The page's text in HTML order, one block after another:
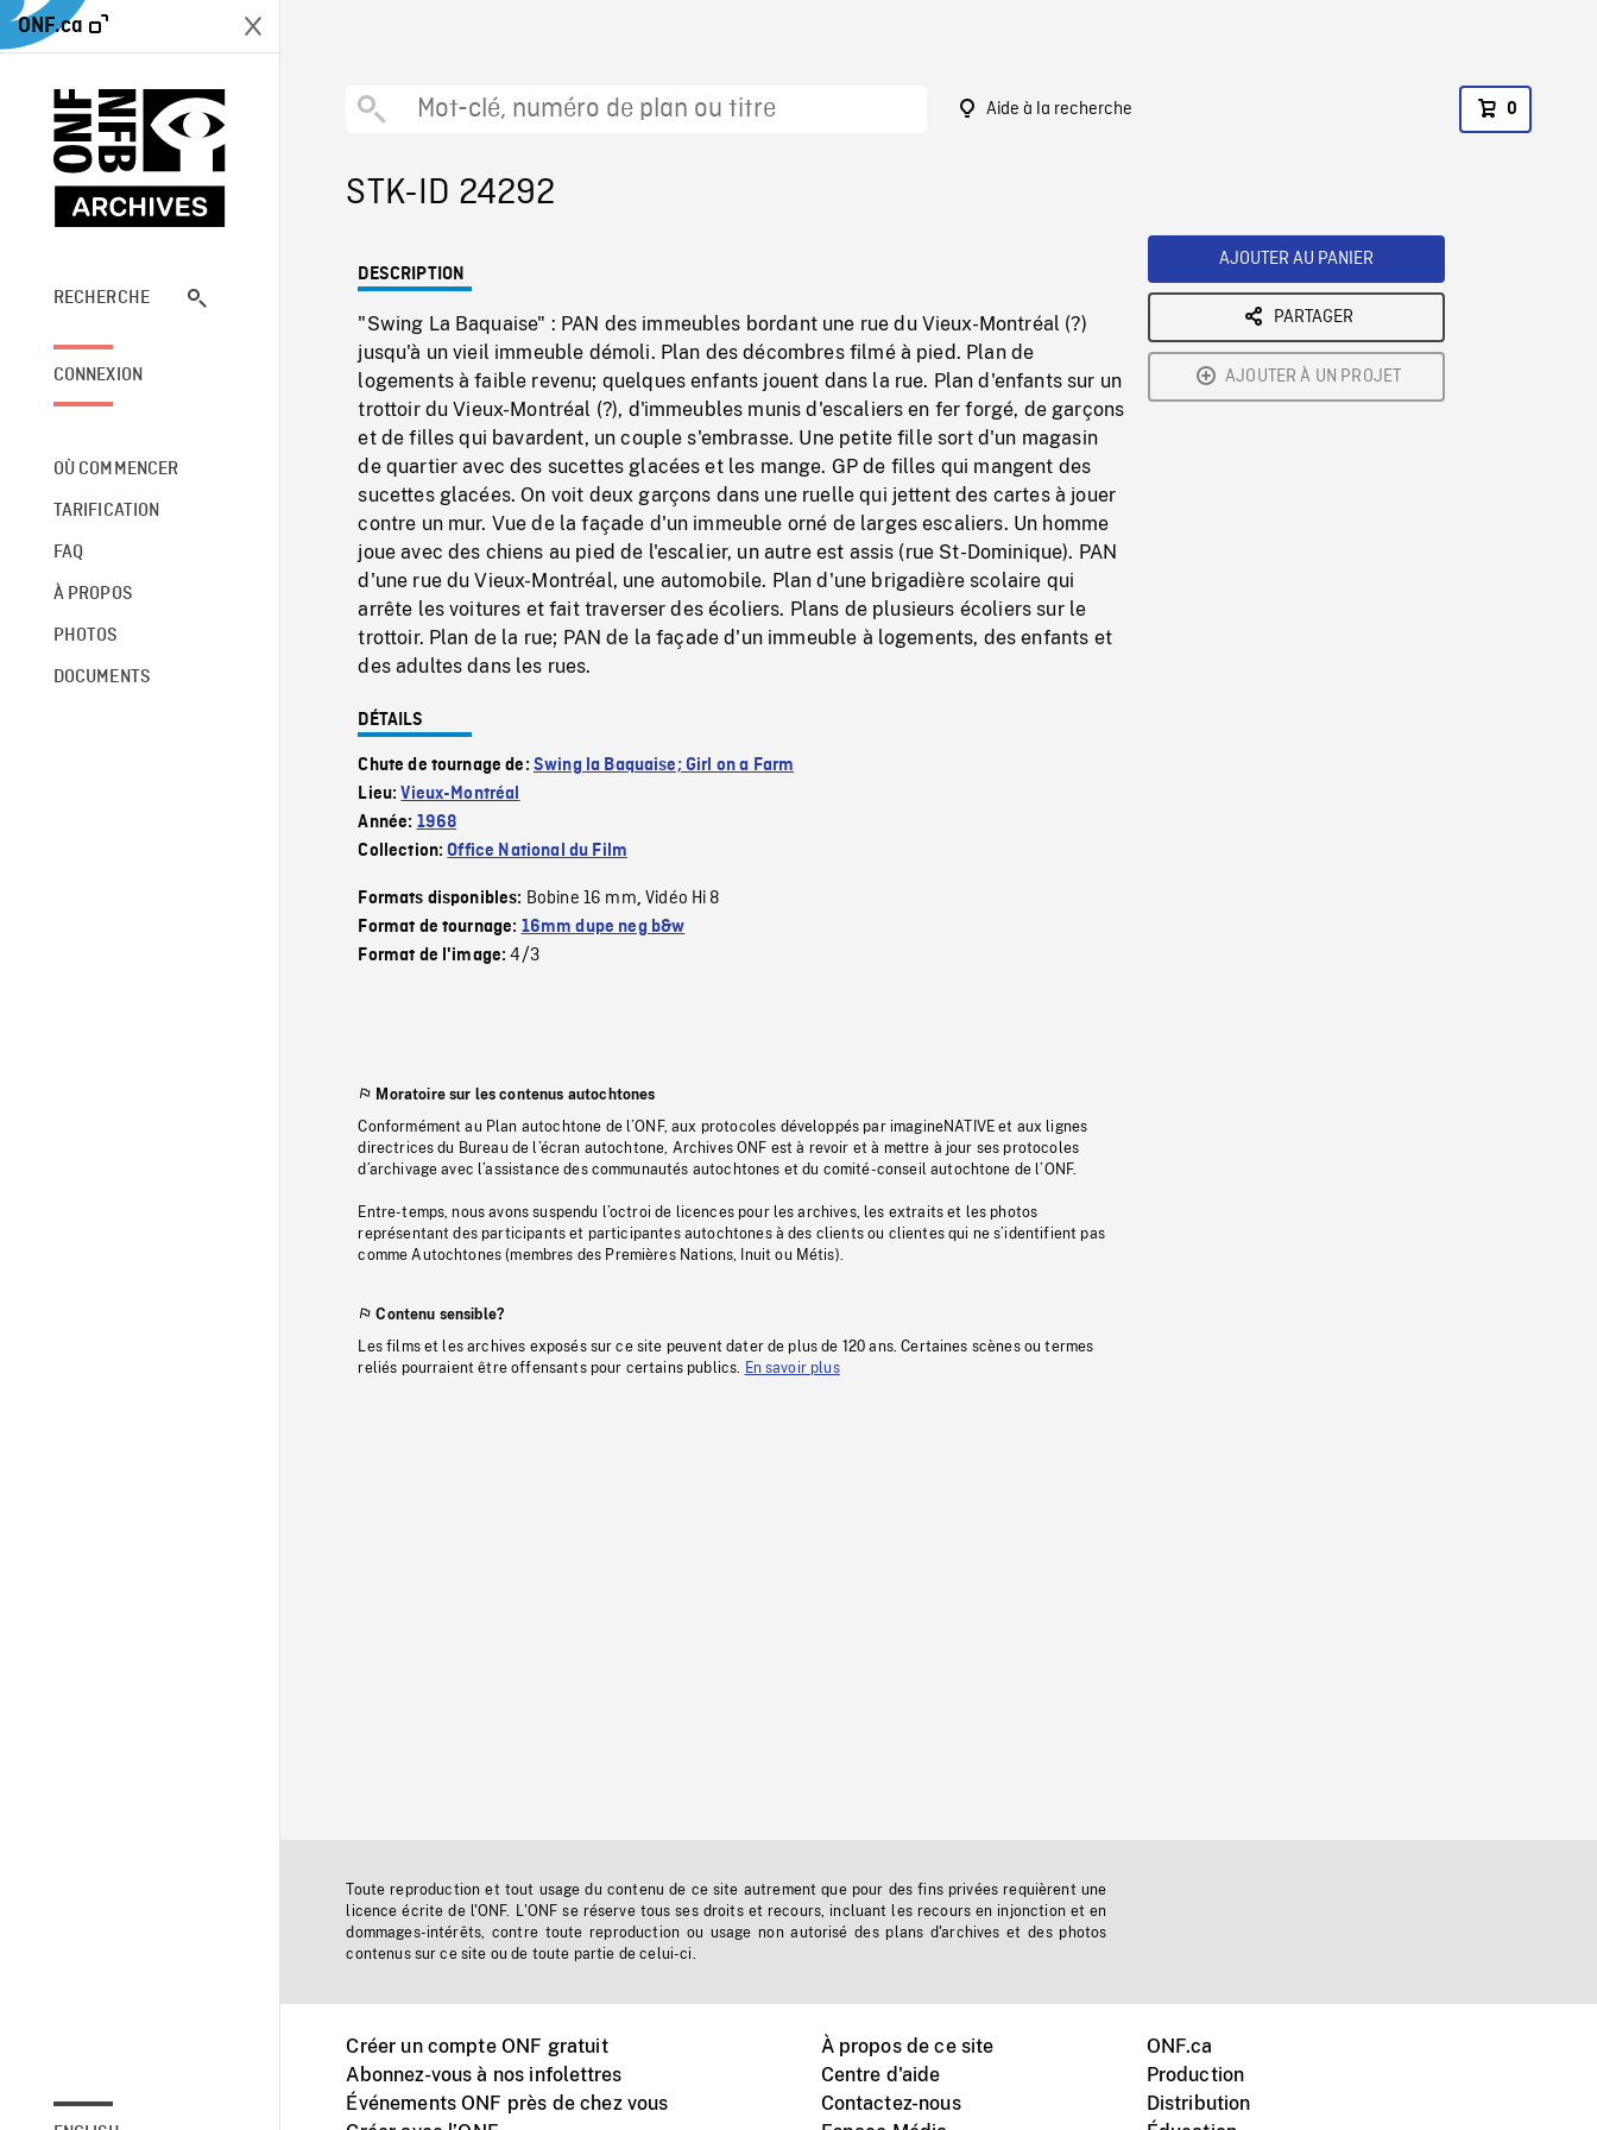
ONF.ca
RECHERCHE
CONNEXION
OÙ COMMENCER
TARIFICATION
FAQ
À PROPOS
PHOTOS
DOCUMENTS
Aide à la recherche 0
STK-ID 24292
DESCRIPTION
"Swing La Baquaise" : PAN des immeubles bordant une rue du Vieux-Montréal (?)
jusqu'à un vieil immeuble démoli. Plan des décombres filmé à pied. Plan de
logements à faible revenu; quelques enfants jouent dans la rue. Plan d'enfants sur un
trottoir du Vieux-Montréal (?), d'immeubles munis d'escaliers en fer forgé, de garçons
et de filles qui bavardent, un couple s'embrasse. Une petite fille sort d'un magasin
de quartier avec des sucettes glacées et les mange. GP de filles qui mangent des
sucettes glacées. On voit deux garçons dans une ruelle qui jettent des cartes à jouer
contre un mur. Vue de la façade d'un immeuble orné de larges escaliers. Un homme
joue avec des chiens au pied de l'escalier, un autre est assis (rue St-Dominique). PAN
d'une rue du Vieux-Montréal, une automobile. Plan d'une brigadière scolaire qui
arrête les voitures et fait traverser des écoliers. Plans de plusieurs écoliers sur le
trottoir. Plan de la rue; PAN de la façade d'un immeuble à logements, des enfants et
des adultes dans les rues.
DÉTAILS
Chute de tournage de: Swing la Baquaise; Girl on a Farm
Lieu:Vieux-Montréal
Année: 1968
Collection:Office National du Film
Formats disponibles: Bobine 16 mm,Vidéo Hi 8
Format de tournage: 16mm dupe neg b&w
Format de l'image:4/3
Moratoire sur les contenus autochtones
Conformément au Plan autochtone de l’ONF, aux protocoles développés par imagineNATIVE et aux lignes
directrices du Bureau de l’écran autochtone, Archives ONF est à revoir et à mettre à jour ses protocoles
d’archivage avec l’assistance des communautés autochtones et du comité-conseil autochtone de l’ONF.
Entre-temps, nous avons suspendu l’octroi de licences pour les archives, les extraits et les photos
représentant des participants et participantes autochtones à des clients ou clientes qui ne s’identifient pas
comme Autochtones (membres des Premières Nations, Inuit ou Métis).
Contenu sensible?
Les films et les archives exposés sur ce site peuvent dater de plus de 120 ans. Certaines scènes ou termes
reliés pourraient être offensants pour certains publics. En savoir plus
AJOUTER AU PANIER
PARTAGER
AJOUTER À UN PROJET
Toute reproduction et tout usage du contenu de ce site autrement que pour des fins privées requièrent une
licence écrite de l'ONF. L'ONF se réserve tous ses droits et recours, incluant les recours en injonction et en
dommages-intérêts, contre toute reproduction ou usage non autorisé des plans d'archives et des photos
contenus sur ce site ou de toute partie de celui-ci.
Créer un compte ONF gratuit
Abonnez-vous à nos infolettres
Événements ONF près de chez vous
À propos de ce site
Centre d'aide
Contactez-nous
ONF.ca
Production
Distribution